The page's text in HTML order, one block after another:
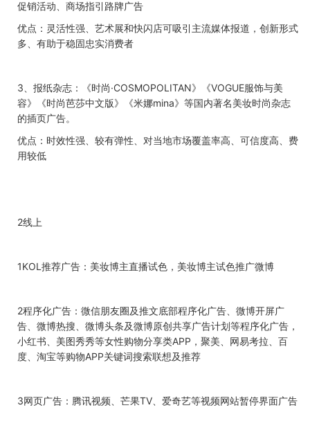
促销活动、商场指引路牌广告
优点：灵活性强、艺术展和快闪店可吸引主流媒体报道，创新形式
多、有助于稳固忠实消费者
3、 报纸杂志：《时尚·COSMOPOLITAN》《VOGUE服饰与美
容》《时尚芭莎中文版》《米娜mina》等国内著名美妆时尚杂志
的插页广告。
优点：时效性强、较有弹性、对当地市场覆盖率高、可信度高、费
用较低
2线上
1KOL 推荐广告：美妆博主直播试色，美妆博主试色推广微博
2程序化广告：微信朋友圈及推文底部程序化广告、微博开屏广
告、微博热搜、微博头条及微博原创共享广告计划等程序化广告，
小红书、美图秀秀等女性购物分享类APP ，聚美、网易考拉、百
度、淘宝等购物APP关键词搜索联想及推荐
3网页广告：腾讯视频、芒果TV 、爱奇艺等视频网站暂停界面广告